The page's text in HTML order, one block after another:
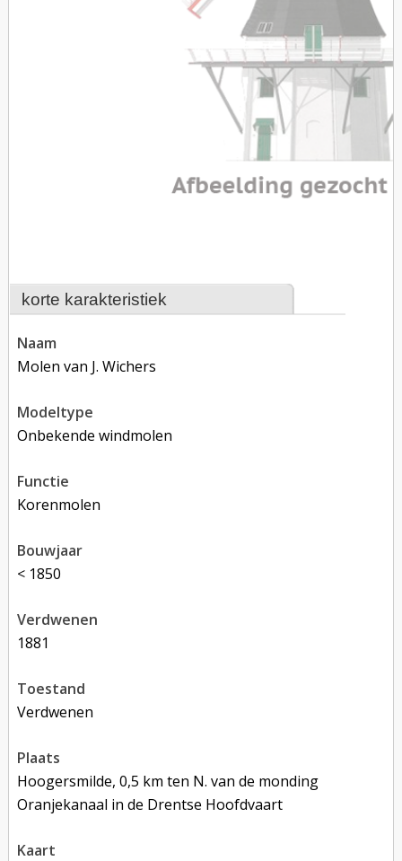
korte karakteristiek
naam
Molen van J. Wichers
modeltype
Onbekende windmolen
functie
korenmolen
bouwjaar
< 1850
verdwenen
1881
toestand
verdwenen
plaats
Hoogersmilde, 0,5 km ten N. van de monding
Oranjekanaal in de Drentse Hoofdvaart
kaart